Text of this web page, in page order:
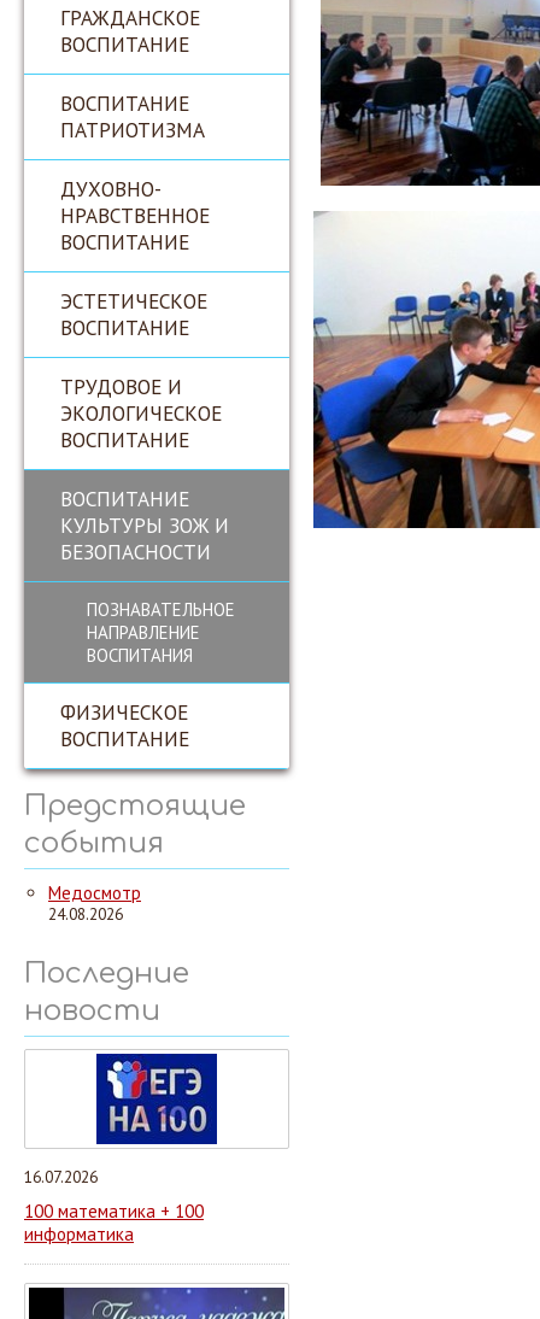
ГРАЖДАНСКОЕ
ВОСПИТАНИЕ
ВОСПИТАНИЕ
ПАТРИОТИЗМА
ДУХОВНО-
НРАВСТВЕННОЕ
ВОСПИТАНИЕ
ЭСТЕТИЧЕСКОЕ
ВОСПИТАНИЕ
ТРУДОВОЕ И
ЭКОЛОГИЧЕСКОЕ
ВОСПИТАНИЕ
ВОСПИТАНИЕ
КУЛЬТУРЫ ЗОЖ И
БЕЗОПАСНОСТИ
ПОЗНАВАТЕЛЬНОЕ
НАПРАВЛЕНИЕ
ВОСПИТАНИЯ
ФИЗИЧЕСКОЕ
ВОСПИТАНИЕ
Предстоящие
события
Медосмотр
24.08.2026
Последние
новости
16.07.2026
100 математика + 100
информатика